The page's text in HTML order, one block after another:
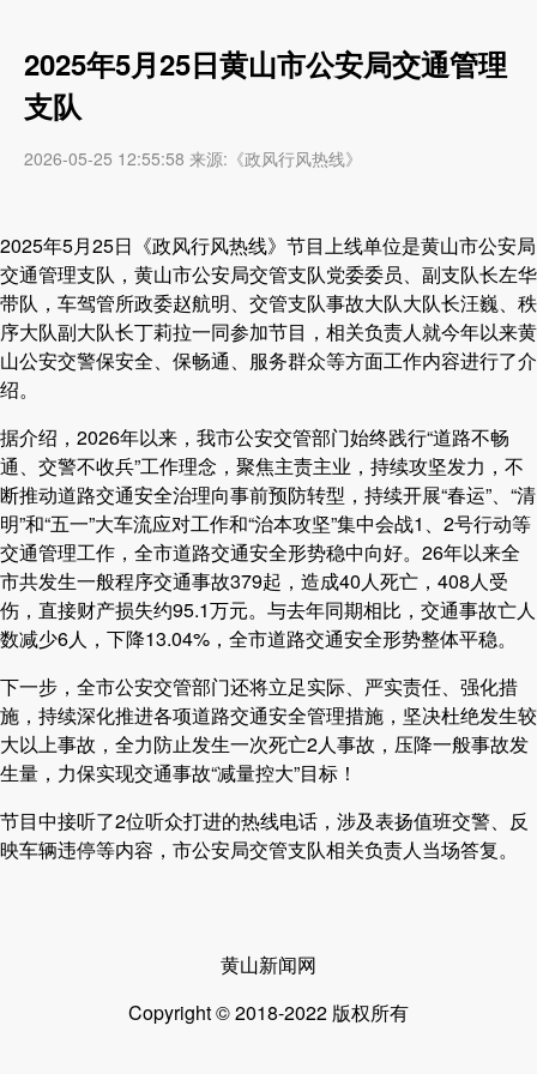
2025年5月25日黄山市公安局交通管理
支队
2026-05-25 12:55:58 来源:《政风行风热线》
2025年5月25日《政风行风热线》节目上线单位是黄山市公安局
交通管理支队，黄山市公安局交管支队党委委员、副支队长左华
带队，车驾管所政委赵航明、交管支队事故大队大队长汪巍、秩
序大队副大队长丁莉拉一同参加节目，相关负责人就今年以来黄
山公安交警保安全、保畅通、服务群众等方面工作内容进行了介
绍。
据介绍，2026年以来，我市公安交管部门始终践行“道路不畅
通、交警不收兵”工作理念，聚焦主责主业，持续攻坚发力，不
断推动道路交通安全治理向事前预防转型，持续开展“春运”、“清
明”和“五一”大车流应对工作和“治本攻坚”集中会战1、2号行动等
交通管理工作，全市道路交通安全形势稳中向好。26年以来全
市共发生一般程序交通事故379起，造成40人死亡，408人受
伤，直接财产损失约95.1万元。与去年同期相比，交通事故亡人
数减少6人，下降13.04%，全市道路交通安全形势整体平稳。
下一步，全市公安交管部门还将立足实际、严实责任、强化措
施，持续深化推进各项道路交通安全管理措施，坚决杜绝发生较
大以上事故，全力防止发生一次死亡2人事故，压降一般事故发
生量，力保实现交通事故“减量控大”目标！
节目中接听了2位听众打进的热线电话，涉及表扬值班交警、反
映车辆违停等内容，市公安局交管支队相关负责人当场答复。
黄山新闻网
Copyright © 2018-2022 版权所有